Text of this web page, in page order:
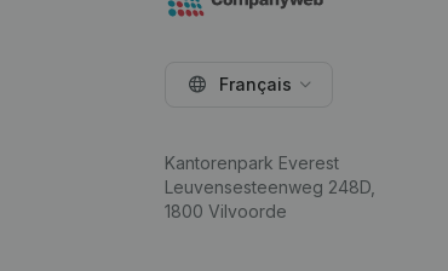
Français
Kantorenpark Everest
Leuvensesteenweg 248D,
1800 Vilvoorde